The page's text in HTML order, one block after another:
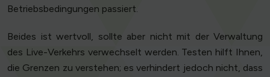
Betriebsbedingungen passiert.
Beides ist wertvoll, sollte aber nicht mit der Verwaltung
des Live-Verkehrs verwechselt werden. Testen hilft Ihnen,
die Grenzen zu verstehen; es verhindert jedoch nicht, dass